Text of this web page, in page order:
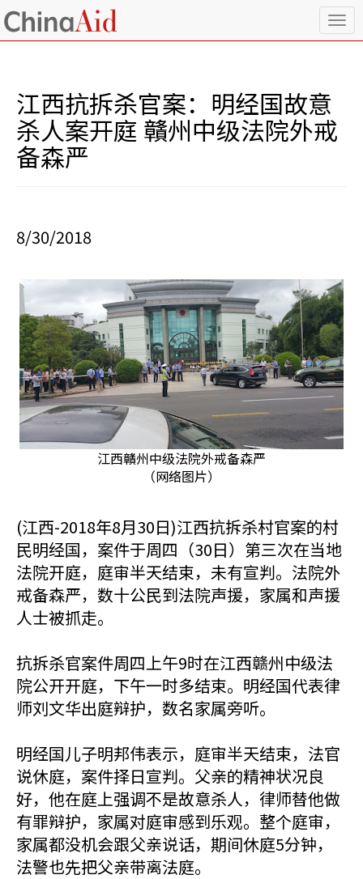
T
o
a
江西抗拆杀官案：明经国故意
杀人案开庭 贛州中级法院外戒
备森严
8/30/2018
江西贛州中级法院外戒备森严
（网络图片）
(江西-2018年8月30日)江西抗拆杀村官案的村
民明经国，案件于周四（30日）第三次在当地
法院开庭，庭审半天结束，未有宣判。法院外
戒备森严，数十公民到法院声援，家属和声援
人士被抓走。
抗拆杀官案件周四上午9时在江西赣州中级法
院公开开庭，下午一时多结束。明经国代表律
师刘文华出庭辩护，数名家属旁听。
明经国儿子明邦伟表示，庭审半天结束，法官
说休庭，案件择日宣判。父亲的精神状况良
好，他在庭上强调不是故意杀人，律师替他做
有罪辩护，家属对庭审感到乐观。整个庭审，
家属都没机会跟父亲说话，期间休庭5分钟，
法警也先把父亲带离法庭。